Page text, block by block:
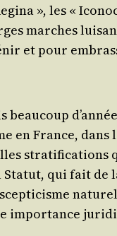
», les «
marches
et pour
en France, dans
stra­ti­fi­ca­tions
Sta­tut, qui fait
scep­ti­cisme
impor­tance